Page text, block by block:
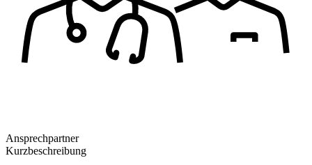
Ansprechpartner
Kurzbeschreibung